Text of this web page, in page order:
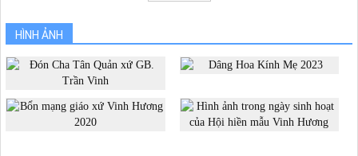
HÌNH ẢNH